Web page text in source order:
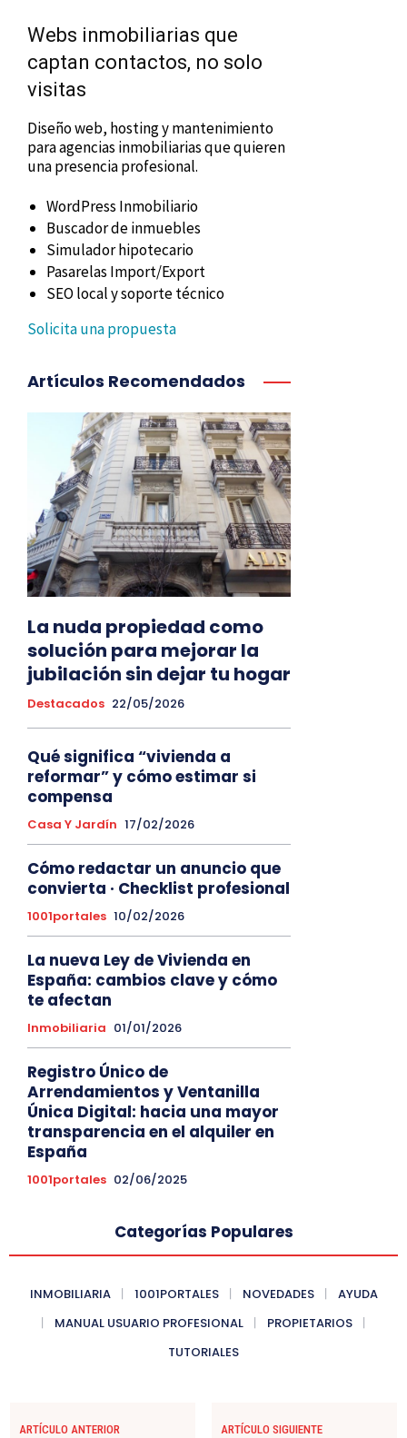
Webs inmobiliarias que
captan contactos, no solo
visitas
Diseño web, hosting y mantenimiento
para agencias inmobiliarias que quieren
una presencia profesional.
WordPress Inmobiliario
Buscador de inmuebles
Simulador hipotecario
Pasarelas Import/Export
SEO local y soporte técnico
Solicita una propuesta
Artículos Recomendados
La nuda propiedad como
solución para mejorar la
jubilación sin dejar tu hogar
Destacados 22/05/2026
Qué significa “vivienda a
reformar” y cómo estimar si
compensa
Casa Y Jardín 17/02/2026
Cómo redactar un anuncio que
convierta · Checklist profesional
1001portales 10/02/2026
La nueva Ley de Vivienda en
España: cambios clave y cómo
te afectan
Inmobiliaria 01/01/2026
Registro Único de
Arrendamientos y Ventanilla
Única Digital: hacia una mayor
transparencia en el alquiler en
España
1001portales 02/06/2025
Categorías Populares
INMOBILIARIA 1001PORTALES NOVEDADES
AYUDA
MANUAL USUARIO PROFESIONAL
PROPIETARIOS
TUTORIALES
ARTÍCULO ANTERIOR ARTÍCULO SIGUIENTE